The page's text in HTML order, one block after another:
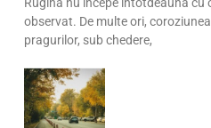
Rugina nu începe întotdeauna cu
observat. De multe ori,
pragurilor, sub chedere,